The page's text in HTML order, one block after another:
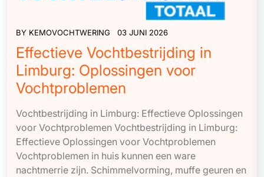
BY KEMOVOCHTWERING 03 JUNI 2026
Effectieve Vochtbestrijding in
Limburg: Oplossingen voor
Vochtproblemen
Vochtbestrijding in Limburg: Effectieve Oplossingen
voor Vochtproblemen Vochtbestrijding in Limburg:
Effectieve Oplossingen voor Vochtproblemen
Vochtproblemen in huis kunnen een ware
nachtmerrie zijn. Schimmelvorming, muffe geuren en